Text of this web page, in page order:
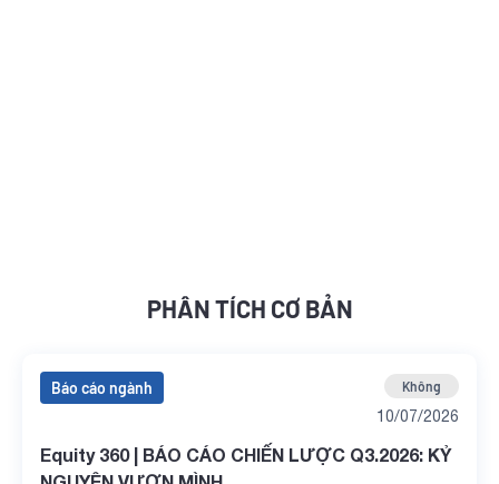
PHÂN TÍCH CƠ BẢN
Báo cáo ngành Không
10/07/2026
Equity 360 | BÁO CÁO CHIẾN LƯỢC Q3.2026: KỶ